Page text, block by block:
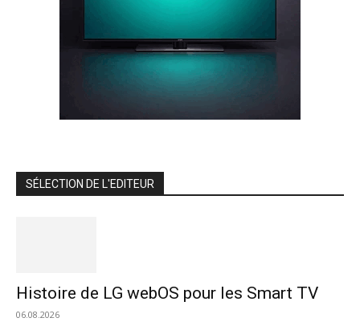
SÉLECTION DE L'EDITEUR
Histoire de LG webOS pour les Smart TV
06.08.2026